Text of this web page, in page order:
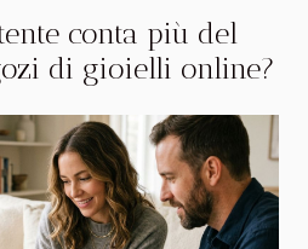
conta più del
di gioielli online?